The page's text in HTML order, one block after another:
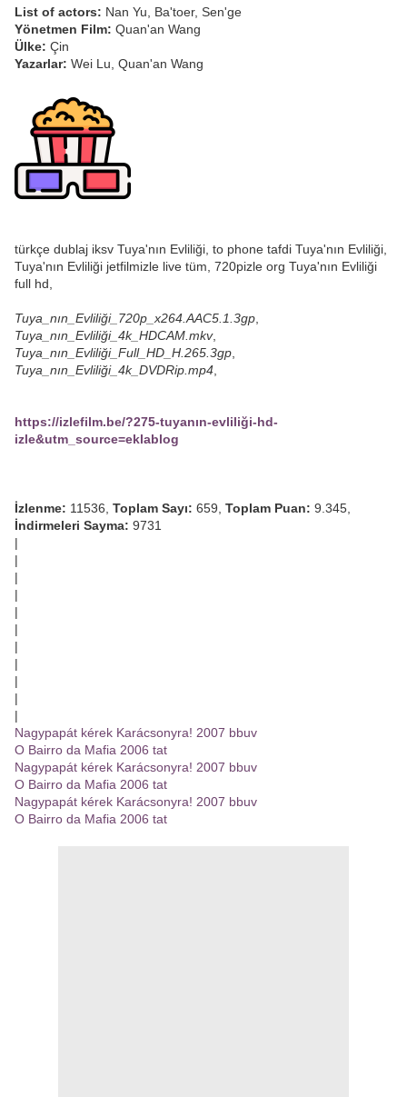
List of actors: Nan Yu, Ba'toer, Sen'ge
Yönetmen Film: Quan'an Wang
Ülke: Çin
Yazarlar: Wei Lu, Quan'an Wang
türkçe dublaj iksv Tuya'nın Evliliği, to phone tafdi Tuya'nın Evliliği,
Tuya'nın Evliliği jetfilmizle live tüm, 720pizle org Tuya'nın Evliliği
full hd,
Tuya_nın_Evliliği_720p_x264.AAC5.1.3gp
Tuya_nın_Evliliği_4k_HDCAM.mkv,
Tuya_nın_Evliliği_Full_HD_H.265.3gp
Tuya_nın_Evliliği_4k_DVDRip.mp4
https://izlefilm.be/?275-tuyanın-evliliği-hd-
izle&utm_source=eklablog
İzlenme: 11536, Toplam Sayı: 659, Toplam Puan: 9.345,
İndirmeleri Sayma: 9731
|
|
|
|
|
|
|
|
|
|
|
Nagypapát kérek Karácsonyra! 2007 bbuv
O Bairro da Mafia 2006 tat
Nagypapát kérek Karácsonyra! 2007 bbuv
O Bairro da Mafia 2006 tat
Nagypapát kérek Karácsonyra! 2007 bbuv
O Bairro da Mafia 2006 tat